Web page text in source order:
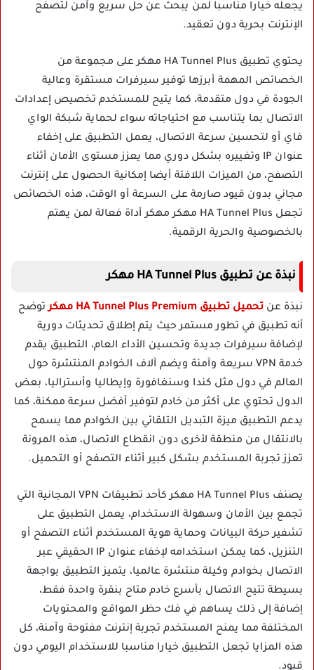
يجعله خيارا مناسبا لمن يبحث عن حل سريع وآمن لتصفح
الإنترنت بحرية دون تعقيد.
يحتوي تطبيق HA Tunnel Plus مهكر على مجموعة من
الخصائص المهمة أبرزها توفير سيرفرات مستقرة وعالية
الجودة في دول متقدمة، كما يتيح للمستخدم تخصيص إعدادات
الاتصال بما يتناسب مع احتياجاته سواء لحماية شبكة الواي
فاي أو لتحسين سرعة الاتصال، يعمل التطبيق على إخفاء
عنوان IP وتغييره بشكل دوري مما يعزز مستوى الأمان أثناء
التصفح، من الميزات اللافتة أيضا إمكانية الحصول على إنترنت
مجاني بدون قيود صارمة على السرعة أو الوقت، هذه الخصائص
تجعل HA Tunnel Plus مهكر مهكر أداة فعالة لمن يهتم
بالخصوصية والحرية الرقمية.
نبذة عن تطبيق HA Tunnel Plus مهكر
نبذة عن تحميل تطبيق HA Tunnel Plus Premium مهكر
توضح
أنه تطبيق في تطور مستمر حيث يتم إطلاق تحديثات دورية
لإضافة سيرفرات جديدة وتحسين الأداء العام، التطبيق يقدم
خدمة VPN سريعة وآمنة ويضم آلاف الخوادم المنتشرة حول
العالم في دول مثل كندا وسنغافورة وإيطاليا وأستراليا، بعض
الدول تحتوي على أكثر من خادم لتوفير أفضل سرعة ممكنة، كما
يدعم التطبيق ميزة التبديل التلقائي بين الخوادم مما يسمح
بالانتقال من منطقة لأخرى دون انقطاع الاتصال، هذه المرونة
تعزز تجربة المستخدم بشكل كبير أثناء التصفح أو التحميل.
يصنف HA Tunnel Plus مهكر كأحد تطبيقات VPN المجانية التي
تجمع بين الأمان وسهولة الاستخدام، يعمل التطبيق على
تشفير حركة البيانات وحماية هوية المستخدم أثناء التصفح أو
التنزيل، كما يمكن استخدامه لإخفاء عنوان IP الحقيقي عبر
الاتصال بخوادم وكيلة منتشرة عالميا، يتميز التطبيق بواجهة
بسيطة تتيح الاتصال بأسرع خادم متاح بنقرة واحدة فقط،
إضافة إلى ذلك يساهم في فك حظر المواقع والمحتويات
المختلفة مما يمنح المستخدم تجربة إنترنت مفتوحة وآمنة، كل
هذه المزايا تجعل التطبيق خيارا مناسبا للاستخدام اليومي دون
قيود.